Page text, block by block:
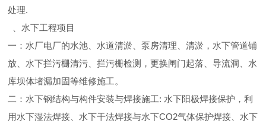
处理.
、水下工程项目
一：水厂电厂的水池、水道清淤、泵房清理、清淤，水下管道铺
放、水下拦污栅清污、拦污栅检测，更换闸门起落、导流洞、水
库坝体堵漏加固等维修施工。
二：水下钢结构与构件安装与焊接施工: 水下阳极焊接保护，利
用水下湿法焊接、水下干法焊接与水下CO2气体保护焊接、水下